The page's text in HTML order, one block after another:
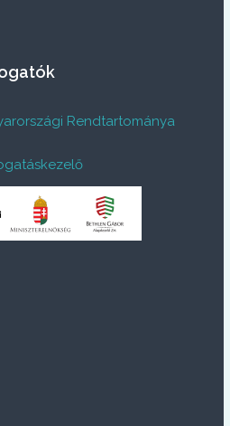
Rendtartománya